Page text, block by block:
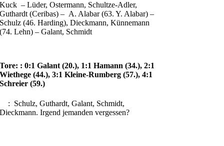
Kuck – Lüder, Ostermann, Schultze-Adler,
Guthardt (Ceribas) – A. Alabar (63. Y. Alabar) –
Schulz (46. Harding), Dieckmann, Künnemann
(74. Lehn) – Galant, Schmidt
Tore: : 0:1 Galant (20.), 1:1 Hamann (34.), 2:1
Wiethege (44.), 3:1 Kleine-Rumberg (57.), 4:1
Schreier (59.)
: Schulz, Guthardt, Galant, Schmidt,
Dieckmann. Irgend jemanden vergessen?